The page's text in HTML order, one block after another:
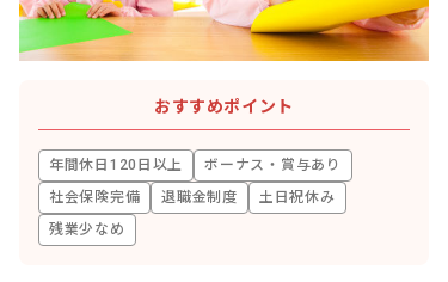
おすすめポイント
年間休日120日以上
ボーナス・賞与あり
社会保険完備
退職金制度
土日祝休み
残業少なめ